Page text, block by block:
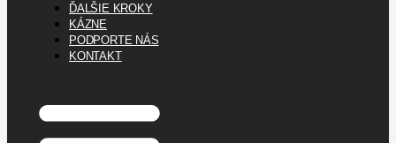
ĎALŠIE KROKY
KÁZNE
PODPORTE NÁS
KONTAKT